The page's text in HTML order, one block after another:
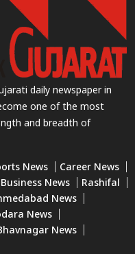
daily newspaper in
one of the most
and breadth of
News
Career News
Business News
Rashifal
News
News
News